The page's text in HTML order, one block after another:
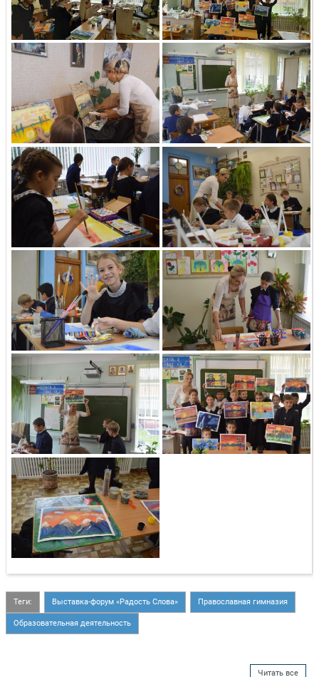
Теги: Выставка-форум «Радость Слова» Православная гимназия
Образовательная деятельность
Читать все